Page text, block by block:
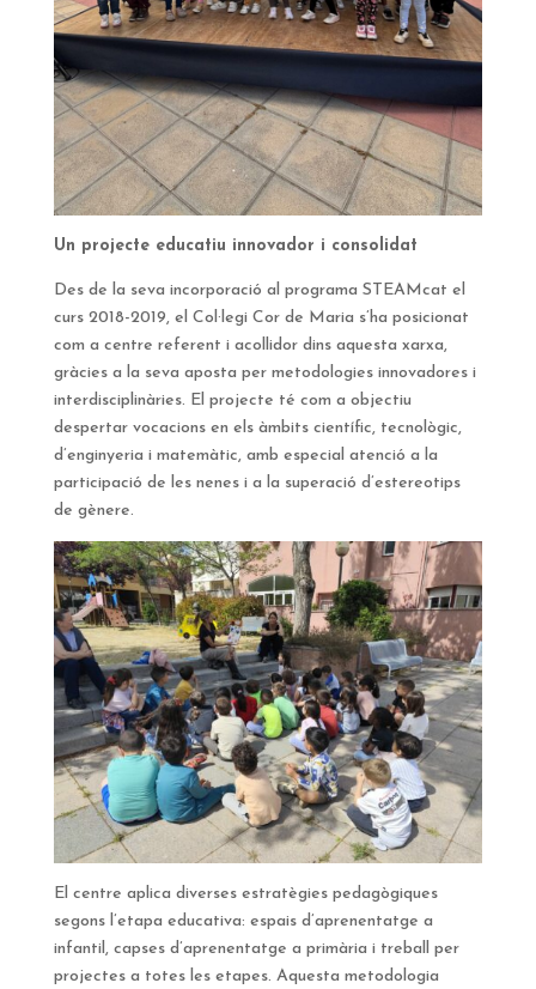
Un projecte educatiu innovador i consolidat
Des de la seva incorporació al programa STEAMcat el
curs 2018-2019, el Col·legi Cor de Maria s’ha posicionat
com a centre referent i acollidor dins aquesta xarxa,
gràcies a la seva aposta per metodologies innovadores i
interdisciplinàries. El projecte té com a objectiu
despertar vocacions en els àmbits científic, tecnològic,
d’enginyeria i matemàtic, amb especial atenció a la
participació de les nenes i a la superació d’estereotips
de gènere.
El centre aplica diverses estratègies pedagògiques
segons l’etapa educativa: espais d’aprenentatge a
infantil, capses d’aprenentatge a primària i treball per
projectes a totes les etapes. Aquesta metodologia